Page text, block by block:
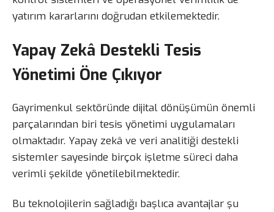
yatırım kararlarını doğrudan etkilemektedir.
Yapay Zekâ Destekli Tesis
Yönetimi Öne Çıkıyor
Gayrimenkul sektöründe dijital dönüşümün önemli
parçalarından biri tesis yönetimi uygulamaları
olmaktadır. Yapay zekâ ve veri analitiği destekli
sistemler sayesinde birçok işletme süreci daha
verimli şekilde yönetilebilmektedir.
Bu teknolojilerin sağladığı başlıca avantajlar şu